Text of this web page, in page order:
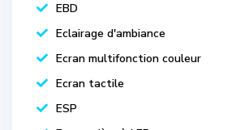
EBD
Eclairage d'ambiance
Ecran multifonction couleur
Ecran tactile
ESP